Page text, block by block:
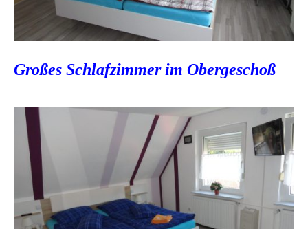
Großes Schlafzimmer im Obergeschoß